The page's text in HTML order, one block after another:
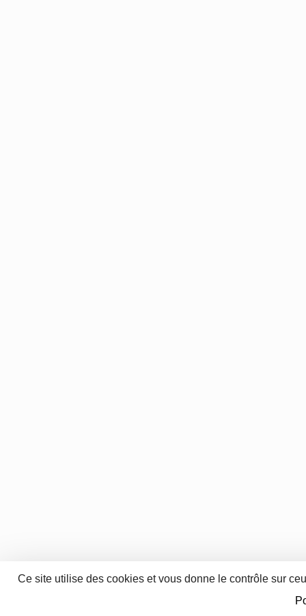
Ce site utilise des cookies et vous donne le contrôle sur